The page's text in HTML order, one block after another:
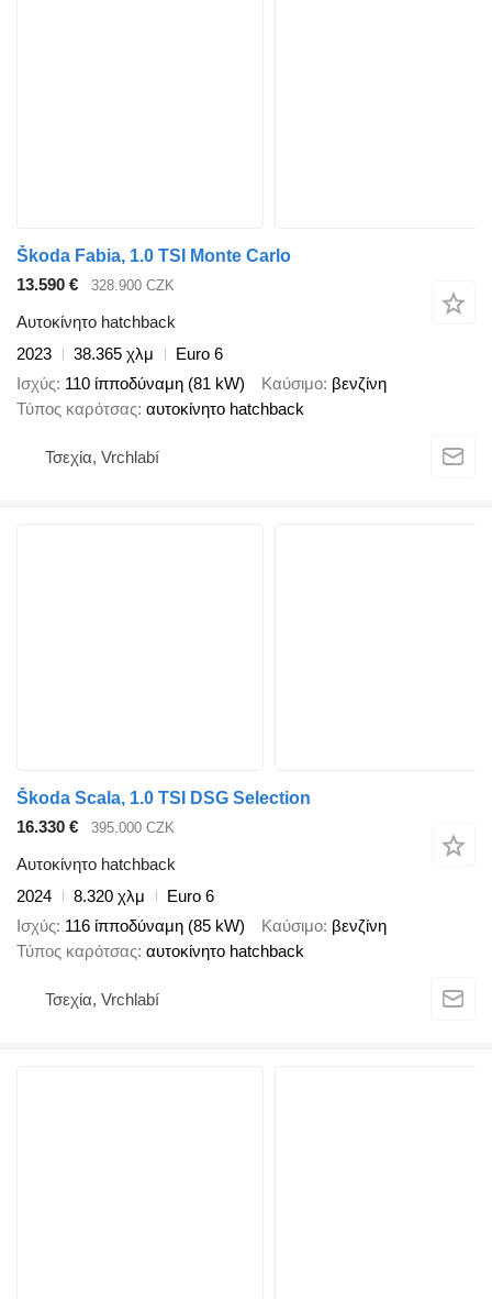
Škoda Fabia, 1.0 TSI Monte Carlo
13.590 €
328.900 CZK
Αυτοκίνητο hatchback
2023
38.365 χλμ
Euro 6
Ισχύς 110 ίπποδύναμη (81 kW) Καύσιμο βενζίνη
Τύπος καρότσας αυτοκίνητο hatchback
Τσεχία, Vrchlabí
Škoda Scala, 1.0 TSI DSG Selection
16.330 €
395.000 CZK
Αυτοκίνητο hatchback
2024
8.320 χλμ
Euro 6
Ισχύς 116 ίπποδύναμη (85 kW) Καύσιμο βενζίνη
Τύπος καρότσας αυτοκίνητο hatchback
Τσεχία, Vrchlabí